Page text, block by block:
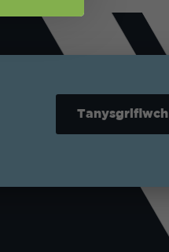
Tanysgrifiwch